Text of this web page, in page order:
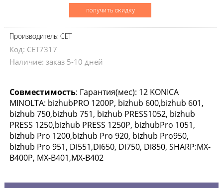
получить скидку
Производитель: CET
Код: CET7317
Наличие: заказ 5-10 дней
Совместимость: Гарантия(мес): 12 KONICA
MINOLTA: bizhubPRO 1200P, bizhub 600,bizhub 601,
bizhub 750,bizhub 751, bizhub PRESS1052, bizhub
PRESS 1250,bizhub PRESS 1250P, bizhubPro 1051,
bizhub Pro 1200,bizhub Pro 920, bizhub Pro950,
bizhub Pro 951, Di551,Di650, Di750, Di850, SHARP:MX-
B400P, MX-B401,MX-B402